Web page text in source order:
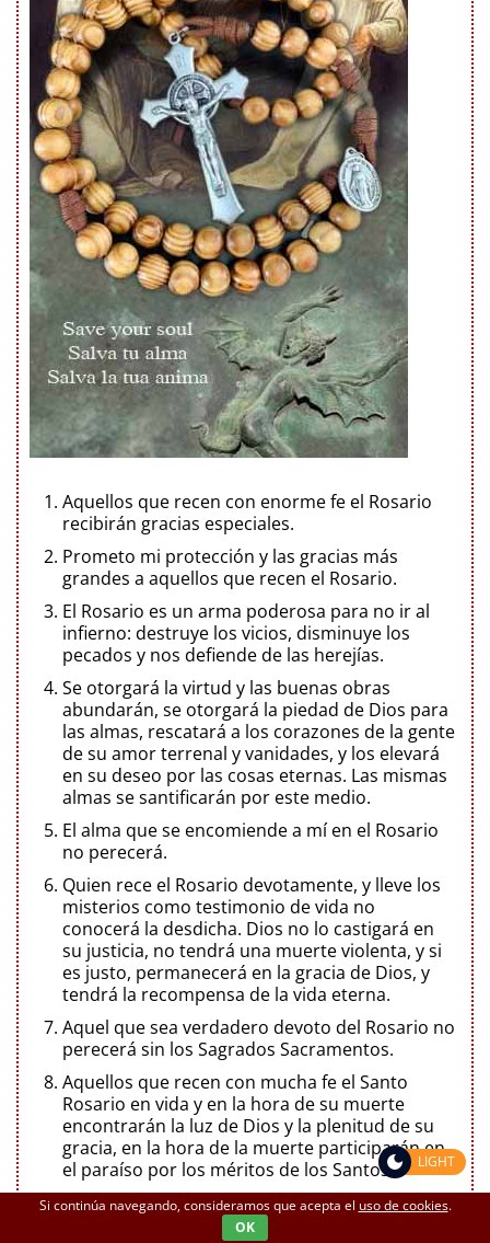
Aquellos que recen con enorme fe el Rosario
recibirán gracias especiales.
Prometo mi protección y las gracias más
grandes a aquellos que recen el Rosario.
El Rosario es un arma poderosa para no ir al
infierno: destruye los vicios, disminuye los
pecados y nos defiende de las herejías.
Se otorgará la virtud y las buenas obras
abundarán, se otorgará la piedad de Dios para
las almas, rescatará a los corazones de la gente
de su amor terrenal y vanidades, y los elevará
en su deseo por las cosas eternas. Las mismas
almas se santificarán por este medio.
El alma que se encomiende a mí en el Rosario
no perecerá.
Quien rece el Rosario devotamente, y lleve los
misterios como testimonio de vida no
conocerá la desdicha. Dios no lo castigará en
su justicia, no tendrá una muerte violenta, y si
es justo, permanecerá en la gracia de Dios, y
tendrá la recompensa de la vida eterna.
Aquel que sea verdadero devoto del Rosario no
perecerá sin los Sagrados Sacramentos.
Aquellos que recen con mucha fe el Santo
Rosario en vida y en la hora de su muerte
encontrarán la luz de Dios y la plenitud de su
gracia, en la hora de la muerte participarán en
el paraíso por los méritos de los Santos.
Libraré del purgatorio a a quienes recen el
Rosario devotamente.
Si continúa navegando, consideramos que acepta el uso de cookies.
OK
LIGHT